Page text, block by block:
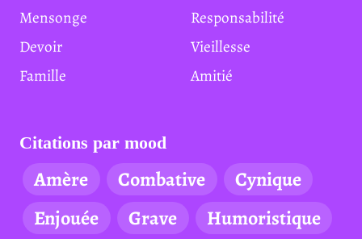
Mensonge
Responsabilité
Devoir
Vieillesse
Famille
Amitié
Citations par mood
Amère Combative
Cynique
Enjouée
Grave
Humoristique